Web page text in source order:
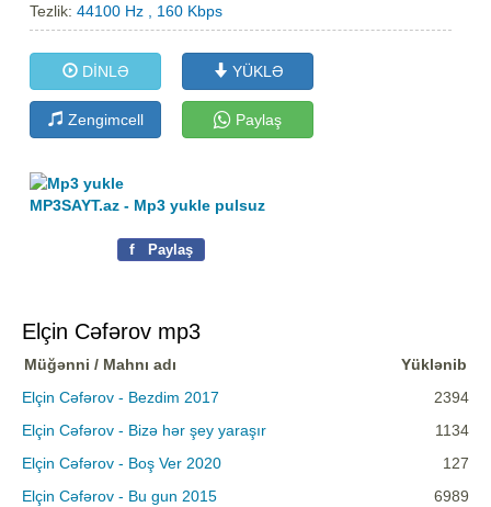
Tezlik:44100 Hz , 160 Kbps
DİNLƏ YÜKLƏ
Zengimcell Paylaş
MP3SAYT.az - Mp3 yukle pulsuz
f Paylaş
Elçin Cəfərov mp3
Müğənni / Mahnı adı
Yüklənib
Elçin Cəfərov - Bezdim 2017
2394
Elçin Cəfərov - Bizə hər şey yaraşır
1134
Elçin Cəfərov - Boş Ver 2020
127
Elçin Cəfərov - Bu gun 2015
6989